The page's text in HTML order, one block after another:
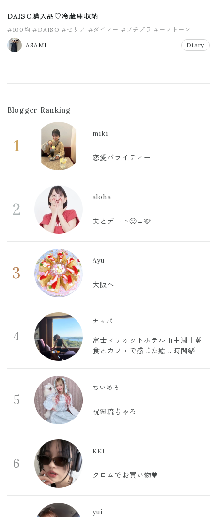
DAISO購入品♡冷蔵庫収納
#100均 #DAISO #セリア #ダイソー #プチプラ #モノトーン
ASAMI Diary
Blogger Ranking
1
miki
恋愛バライティー
2
aloha
夫とデート🙂‍↔️🩷
3
Ayu
大阪へ
4
ナッパ
富士マリオットホテル山中湖｜朝
食とカフェで感じた癒し時間🍃
5
ちいめろ
祝🌸琉ちゃろ
6
KEI
クロムでお買い物🖤
yui